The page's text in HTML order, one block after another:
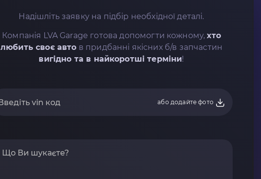
Надішліть заявку на підбір необхідної деталі.
Компанія LVA Garage готова допомогти кожному,хто
любить своє авто в придбанні якісних б/в запчастин
вигідно та в найкоротші терміни!
або додайте фото